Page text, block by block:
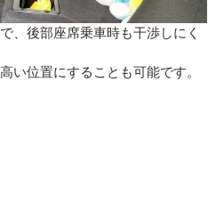
、後部座席乗車時も干渉しにく
い位置にすることも可能です。